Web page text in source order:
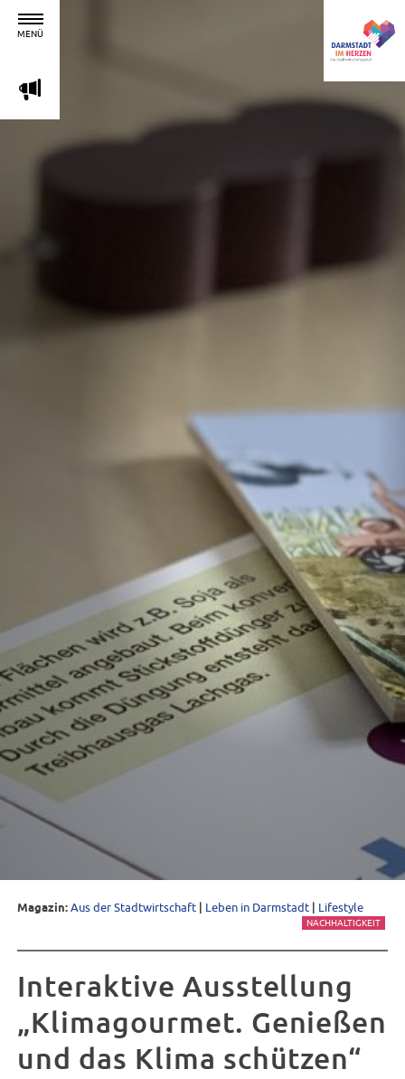
MENÜ
m
Magazin:Aus der Stadtwirtschaft | Leben in Darmstadt | Lifestyle
NACHHALTIGKEIT
Interaktive Ausstellung
„Klimagourmet. Genießen
und das Klima schützen“